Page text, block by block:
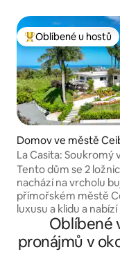
Nejlepší v kategorii
Oblíbené u hostů
Domov ve městě
La Casita: Soukromý
s výhledem na oceán
Tento dům se 2
nachází na vrcholu
přímořském městě
luxusu a klidu a
panoramatický
prales, hory a
blížíte k nemovitosti,
Oblíbené
pronájmů v